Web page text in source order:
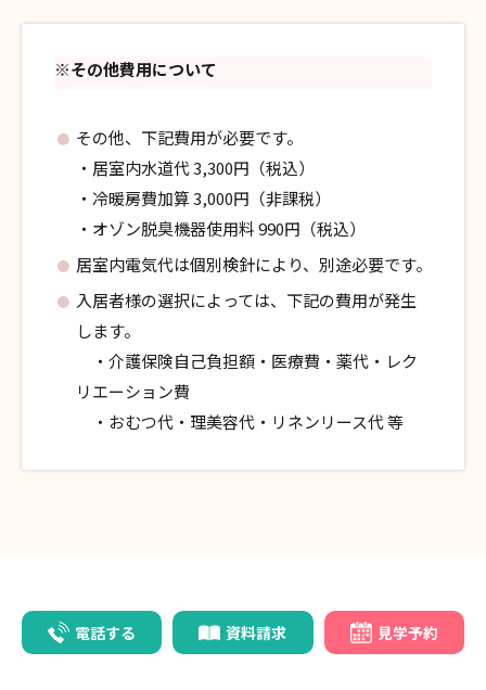
※その他費用について
その他、下記費用が必要です。
・居室内水道代 3,300円（税込）
・冷暖房費加算 3,000円（非課税）
・オゾン脱臭機器使用料 990円（税込）
居室内電気代は個別検針により、別途必要です。
入居者様の選択によっては、下記の費用が発生
します。
・介護保険自己負担額・医療費・薬代・レク
リエーション費
・おむつ代・理美容代・リネンリース代 等
電話する 資料請求 見学予約